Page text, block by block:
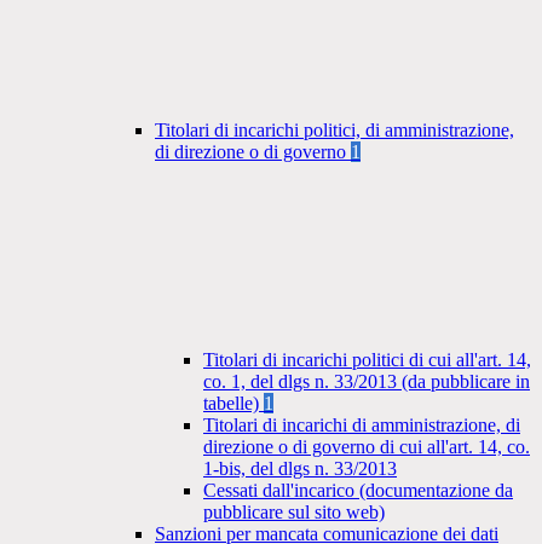
Titolari di incarichi politici, di amministrazione,
di direzione o di governo 1
Titolari di incarichi politici di cui all'art. 14,
co. 1, del dlgs n. 33/2013 (da pubblicare in
tabelle) 1
Titolari di incarichi di amministrazione, di
direzione o di governo di cui all'art. 14, co.
1-bis, del dlgs n. 33/2013
Cessati dall'incarico (documentazione da
pubblicare sul sito web)
Sanzioni per mancata comunicazione dei dati